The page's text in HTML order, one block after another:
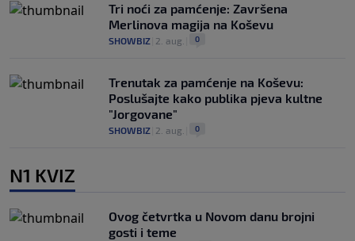
Tri noći za pamćenje: Završena
Merlinova magija na Koševu
SHOWBIZ 2. aug. 0
Trenutak za pamćenje na Koševu:
Poslušajte kako publika pjeva kultne
"Jorgovane"
SHOWBIZ 2. aug. 0
N1 KVIZ
Ovog četvrtka u Novom danu brojni
gosti i teme